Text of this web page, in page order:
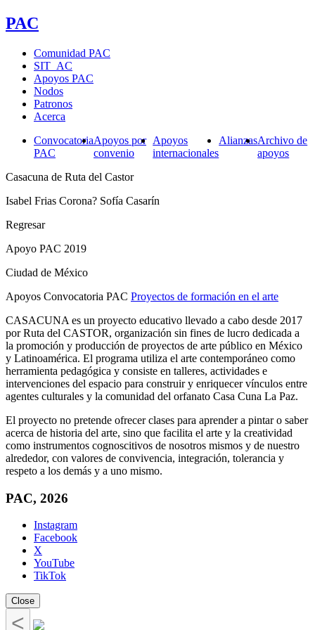
PAC
Comunidad PAC
SIT_AC
Apoyos PAC
Nodos
Patronos
Acerca
Convocatoria
PAC
Apoyos por
convenio
Apoyos
internacionales
AlianzasArchivo de
apoyos
Casacuna de Ruta del Castor
Isabel Frias Corona? Sofía Casarín
Regresar
Apoyo PAC 2019
Ciudad de México
Apoyos Convocatoria PAC Proyectos de formación en el arte
CASACUNA es un proyecto educativo llevado a cabo desde 2017
por Ruta del CASTOR, organización sin fines de lucro dedicada a
la promoción y producción de proyectos de arte público en México
y Latinoamérica. El programa utiliza el arte contemporáneo como
herramienta pedagógica y consiste en talleres, actividades e
intervenciones del espacio para construir y enriquecer vínculos entre
agentes culturales y la comunidad del orfanato Casa Cuna La Paz.
El proyecto no pretende ofrecer clases para aprender a pintar o saber
acerca de historia del arte, sino que facilita el arte y la creatividad
como instrumentos cognoscitivos de nosotros mismos y de nuestro
alrededor, con valores de convivencia, integración, tolerancia y
respeto a los demás y a uno mismo.
PAC, 2026
Instagram
Facebook
X
YouTube
TikTok
Close
<